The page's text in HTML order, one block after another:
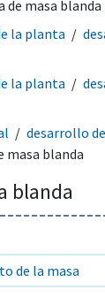
de masa blanda
la planta
la planta
desarrollo
masa blanda
blanda
de la masa